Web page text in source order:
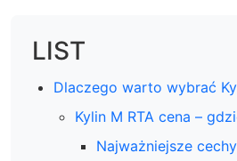
LIST
Dlaczego warto wybrać
Kylin M RTA cena –
Najważniejsze